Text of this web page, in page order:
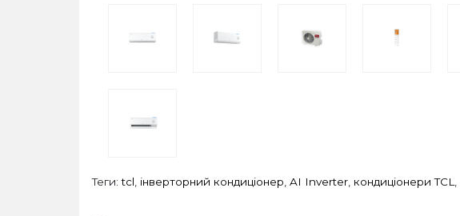
Теги:tcl інверторний кондиціонер AI Inverter кондиціонери TCL